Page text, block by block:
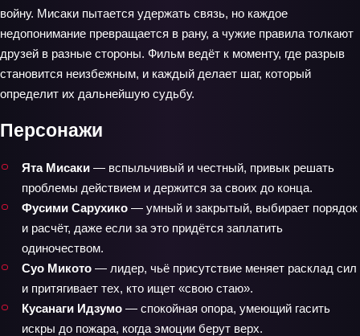
войну. Мисаки пытается удержать связь, но каждое
недопонимание превращается в рану, а чужие правила толкают
друзей в разные стороны. Фильм ведёт к моменту, где разрыв
становится неизбежным, и каждый делает шаг, который
определит их дальнейшую судьбу.
Персонажи
Ята Мисаки — вспыльчивый и честный, привык решать
проблемы действием и держится за своих до конца.
Фусими Сарухико — умный и закрытый, выбирает порядок
и расчёт, даже если за это придётся заплатить
одиночеством.
Суо Микото — лидер, чьё присутствие меняет расклад сил
и притягивает тех, кто ищет «свою стаю».
Кусанаги Идзумо — спокойная опора, умеющий гасить
искры до пожара, когда эмоции берут верх.